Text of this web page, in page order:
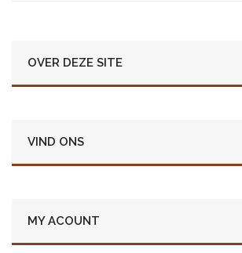
OVER DEZE SITE
VIND ONS
MY ACOUNT